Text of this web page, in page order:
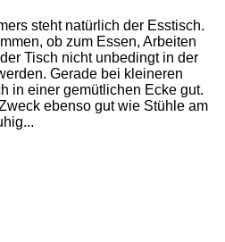
steht natürlich der Esstisch.
ob zum Essen, Arbeiten
Tisch nicht unbedingt in der
Gerade bei kleineren
in einer gemütlichen Ecke gut.
ebenso gut wie Stühle am